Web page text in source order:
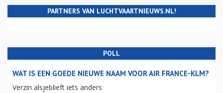
PARTNERS VAN LUCHTVAARTNIEUWS.NL!
POLL
WAT IS EEN GOEDE NIEUWE NAAM VOOR AIR FRANCE-KLM?
Verzin alsjeblieft iets anders